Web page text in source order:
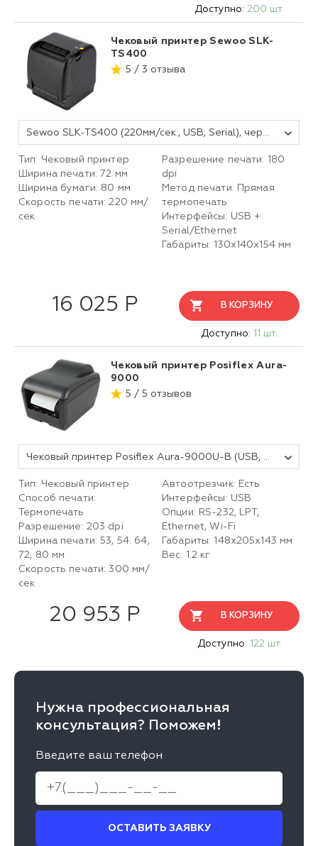
Доступно: 200 шт.
Чековый принтер Sewoo SLK-
TS400
5 / 3 отзыва
Sewoo SLK-TS400 (220мм/сек., USB, Serial), черный
Тип: Чековый принтер
Ширина печати: 72 мм
Ширина бумаги: 80 мм
Скорость печати: 220 мм/
сек
Разрешение печати: 180
dpi
Метод печати: Прямая
термопечать
Интерфейсы: USB +
Serial/Ethernet
Габариты: 130х140х154 мм
16 025 Р В КОРЗИНУ
Доступно: 11 шт.
Чековый принтер Posiflex Aura-
9000
5 / 5 отзывов
Чековый принтер Posiflex Aura-9000U-B (USB, черный) с БП
Тип: Чековый принтер
Способ печати:
Термопечать
Разрешение: 203 dpi
Ширина печати: 53, 54. 64,
72, 80 мм
Скорость печати: 300 мм/
сек
Автоотрезчик: Есть
Интерфейсы: USB
Опции: RS-232, LPT,
Ethernet, Wi-Fi
Габариты: 148х205х143 мм
Вес: 1.2 кг
20 953 Р В КОРЗИНУ
Доступно: 122 шт.
Нужна профессиональная
консультация? Поможем!
Введите ваш телефон
ОСТАВИТЬ ЗАЯВКУ